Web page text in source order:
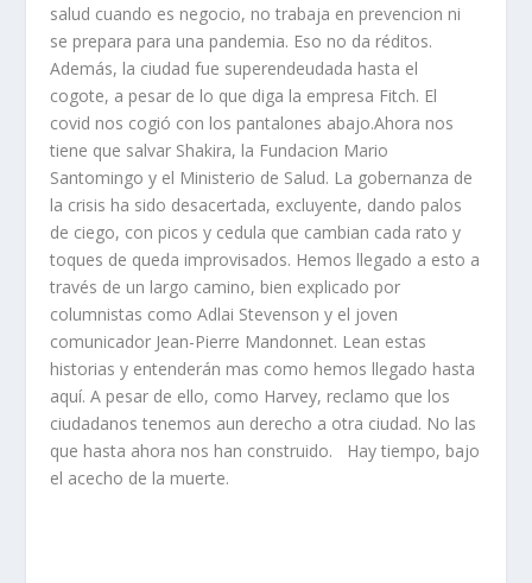
salud cuando es negocio, no trabaja en prevencion ni
se prepara para una pandemia. Eso no da réditos.
Además, la ciudad fue superendeudada hasta el
cogote, a pesar de lo que diga la empresa Fitch. El
covid nos cogió con los pantalones abajo.Ahora nos
tiene que salvar Shakira, la Fundacion Mario
Santomingo y el Ministerio de Salud. La gobernanza de
la crisis ha sido desacertada, excluyente, dando palos
de ciego, con picos y cedula que cambian cada rato y
toques de queda improvisados. Hemos llegado a esto a
través de un largo camino, bien explicado por
columnistas como Adlai Stevenson y el joven
comunicador Jean-Pierre Mandonnet. Lean estas
historias y entenderán mas como hemos llegado hasta
aquí. A pesar de ello, como Harvey, reclamo que los
ciudadanos tenemos aun derecho a otra ciudad. No las
que hasta ahora nos han construido. Hay tiempo, bajo
el acecho de la muerte.